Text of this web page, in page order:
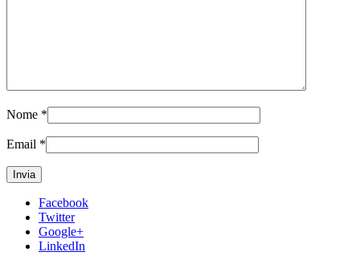
Nome *
Email *
Facebook
Twitter
Google+
LinkedIn